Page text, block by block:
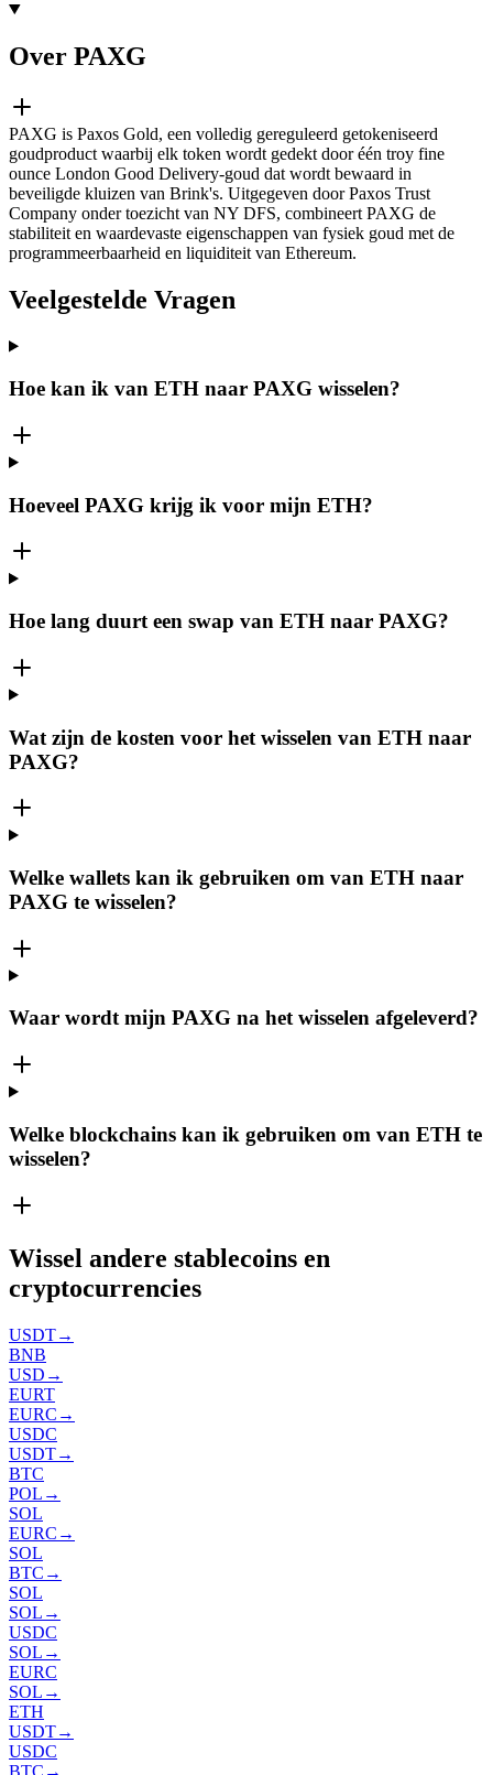
Over PAXG
PAXG is Paxos Gold, een volledig gereguleerd getokeniseerd
goudproduct waarbij elk token wordt gedekt door één troy fine
ounce London Good Delivery-goud dat wordt bewaard in
beveiligde kluizen van Brink's. Uitgegeven door Paxos Trust
Company onder toezicht van NY DFS, combineert PAXG de
stabiliteit en waardevaste eigenschappen van fysiek goud met de
programmeerbaarheid en liquiditeit van Ethereum.
Veelgestelde Vragen
Hoe kan ik van ETH naar PAXG wisselen?
Hoeveel PAXG krijg ik voor mijn ETH?
Hoe lang duurt een swap van ETH naar PAXG?
Wat zijn de kosten voor het wisselen van ETH naar
PAXG?
Welke wallets kan ik gebruiken om van ETH naar
PAXG te wisselen?
Waar wordt mijn PAXG na het wisselen afgeleverd?
Welke blockchains kan ik gebruiken om van ETH te
wisselen?
Wissel andere stablecoins en
cryptocurrencies
USDT→
BNB
USD →
EURT
EURC →
USDC
USDT→
BTC
POL →
SOL
EURC →
SOL
BTC →
SOL
SOL →
USDC
SOL →
EURC
SOL →
ETH
USDT→
USDC